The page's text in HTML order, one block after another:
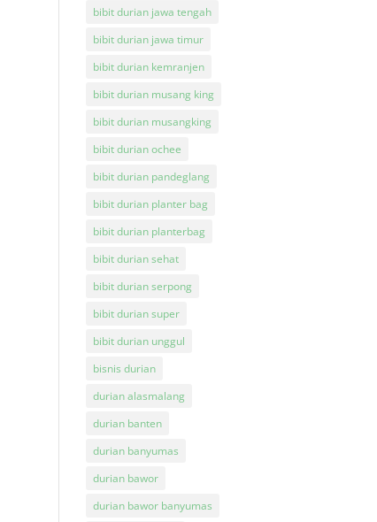
bibit durian jawa tengah
bibit durian jawa timur
bibit durian kemranjen
bibit durian musang king
bibit durian musangking
bibit durian ochee
bibit durian pandeglang
bibit durian planter bag
bibit durian planterbag
bibit durian sehat
bibit durian serpong
bibit durian super
bibit durian unggul
bisnis durian
durian alasmalang
durian banten
durian banyumas
durian bawor
durian bawor banyumas